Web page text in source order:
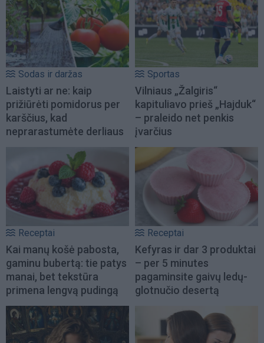
Sodas ir daržas
Laistyti ar ne: kaip
prižiūrėti pomidorus per
karščius, kad
neprarastumėte derliaus
Sportas
Vilniaus „Žalgiris“
kapituliavo prieš „Hajduk“
– praleido net penkis
įvarčius
Receptai
Kai manų košė pabosta,
gaminu bubertą: tie patys
manai, bet tekstūra
primena lengvą pudingą
Receptai
Kefyras ir dar 3 produktai
– per 5 minutes
pagaminsite gaivų ledų-
glotnučio desertą